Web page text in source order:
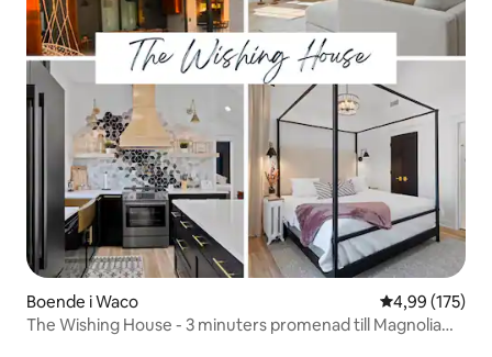
Boende i Waco 4,99 av 5 i
4,99 (175)
The Wishing House - 3 minuters promenad till Magnolia